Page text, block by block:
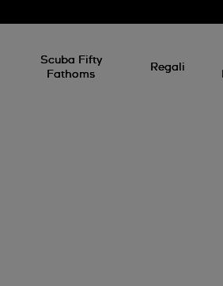
Scuba Fifty
Fathoms
Regali